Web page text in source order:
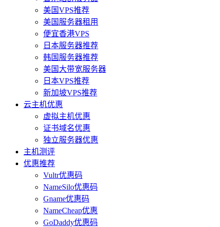
美国VPS推荐
美国服务器租用
便宜香港VPS
日本服务器推荐
韩国服务器推荐
美国大带宽服务器
日本VPS推荐
新加坡VPS推荐
云主机优惠
虚拟主机优惠
证书域名优惠
独立服务器优惠
主机测评
优惠推荐
Vultr优惠码
NameSilo优惠码
Gname优惠码
NameCheap优惠
GoDaddy优惠码